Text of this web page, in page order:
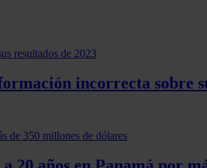
incorrecta sobre